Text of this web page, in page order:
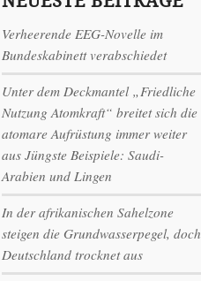
Verheerende EEG-Novelle im
Bundeskabinett verabschiedet
Unter dem Deckmantel „Friedliche
Nutzung Atomkraft“ breitet sich die
atomare Aufrüstung immer weiter
aus Jüngste Beispiele: Saudi-
Arabien und Lingen
In der afrikanischen Sahelzone
steigen die Grundwasserpegel, doch
Deutschland trocknet aus